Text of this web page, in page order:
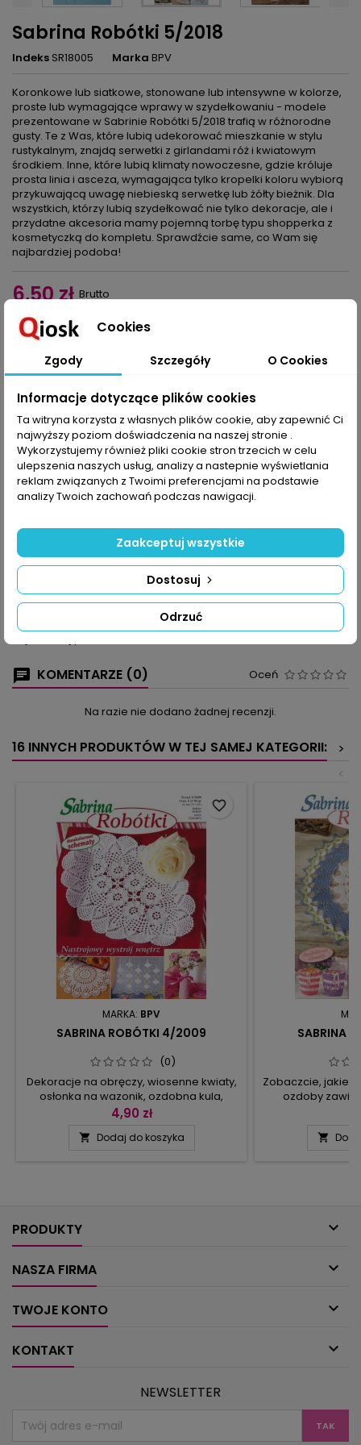
Sabrina Robótki 5/2018
Indeks SR18005 Marka BPV
Koronkowe lub siatkowe, stonowane lub intensywne w kolorze,
proste lub wymagające wprawy w szydełkowaniu - modele
prezentowane w Sabrinie Robótki 5/2018 trafią w różnorodne
gusty. Te z Was, które lubią udekorować mieszkanie w stylu
rustykalnym, znajdą serwetki z girlandami róż i kwiatowym
środkiem. Inne, które lubią klimaty nowoczesne, gdzie króluje
prosta linia i asceza, wymagająca tylko kropelki koloru wybiorą
przykuwającą uwagę niebieską serwetkę lub żółty bieżnik. Dla
wszystkich, którzy lubią szydełkować nie tylko dekoracje, ale i
przydatne akcesoria mamy pojemną torbę typu shopperka z
kosmetyczką do kompletu. Sprawdźcie same, co Wam się
najbardziej podoba!
6,50 zł Brutto
Ilość 
OPIS SZCZEGÓŁY PRODUKTU
Koronkowe lub siatkowe, stonowane lub intensywne w kolorze,
proste lub wymagające wprawy w szydełkowaniu - modele
rustykalnym, znajdą serwetki z girlandami róż i kwiatowym
środkiem. Inne, które lubią klimaty nowoczesne, gdzie króluje
prosta linia i asceza, wymagająca tylko kropelki koloru wybiorą
przykuwającą uwagę niebieską serwetkę lub żółty bieżnik. Dla
wszystkich, którzy lubią szydełkować nie tylko dekoracje, ale i
przydatne akcesoria mamy pojemną torbę typu shopperka z
kosmetyczką do kompletu. Sprawdźcie same, co Wam się
KOMENTARZE (0) Oceń
Na razie nie dodano żadnej recenzji.
16 INNYCH PRODUKTÓW W TEJ SAMEJ KATEGORII:
>
<
MARKA: BPV
SABRINA ROBÓTKI 4/2009
(0)
Dekoracje na obręczy, wiosenne kwiaty,
osłonka na wazonik, ozdobna kula,
siatkowe bieżniki i firaneczka, serwetka z
serwetki oraz klasyczne projekty w bieli i
4,90 zł
 Dodaj do koszyka
favorite_border
SABRINA
Zobaczcie, jakie
ozdoby
łuków,

PRODUKTY 
NASZA FIRMA 
TWOJE KONTO 
KONTAKT 
NEWSLETTER
Cookies
Zgody Szczegóły O Cookies
Informacje dotyczące plików cookies
Ta witryna korzysta z własnych plików cookie, aby zapewnić Ci
najwyższy poziom doświadczenia na naszej stronie .
Wykorzystujemy również pliki cookie stron trzecich w celu
ulepszenia naszych usług, analizy a nastepnie wyświetlania
reklam związanych z Twoimi preferencjami na podstawie
analizy Twoich zachowań podczas nawigacji.
Odrzuć
Dostosuj
Zaakceptuj wszystkie